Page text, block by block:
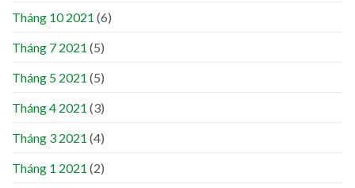
Tháng 10 2021 (6)
Tháng 7 2021 (5)
Tháng 5 2021 (5)
Tháng 4 2021 (3)
Tháng 3 2021 (4)
Tháng 1 2021 (2)